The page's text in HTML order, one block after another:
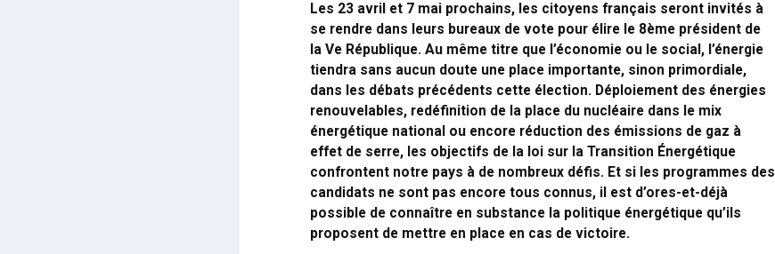
Les 23 avril et 7 mai prochains, les citoyens français seront invités à
se rendre dans leurs bureaux de vote pour élire le 8ème président de
la Ve République. Au même titre que l’économie ou le social, l’énergie
tiendra sans aucun doute une place importante, sinon primordiale,
dans les débats précédents cette élection. Déploiement des énergies
renouvelables, redéfinition de la place du nucléaire dans le mix
énergétique national ou encore réduction des émissions de gaz à
effet de serre, les objectifs de la loi sur la Transition Énergétique
confrontent notre pays à de nombreux défis. Et si les programmes des
candidats ne sont pas encore tous connus, il est d’ores-et-déjà
possible de connaître en substance la politique énergétique qu’ils
proposent de mettre en place en cas de victoire.